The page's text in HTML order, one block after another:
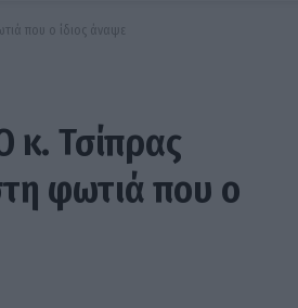
που ο ίδιος άναψε
κ. Τσίπρας
φωτιά που ο